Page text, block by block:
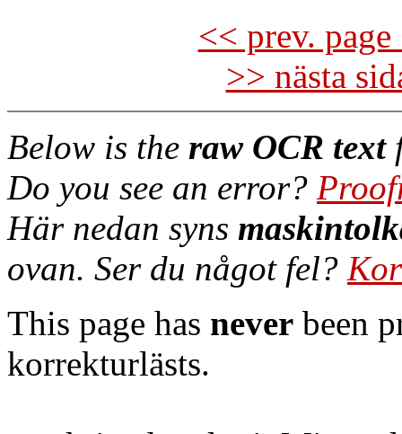
<< prev.
>> nästa
Below is the raw OCR text
Do you see an error?
Här nedan syns
ovan. Ser du något fel?
This page has never been
korrekturlästs.